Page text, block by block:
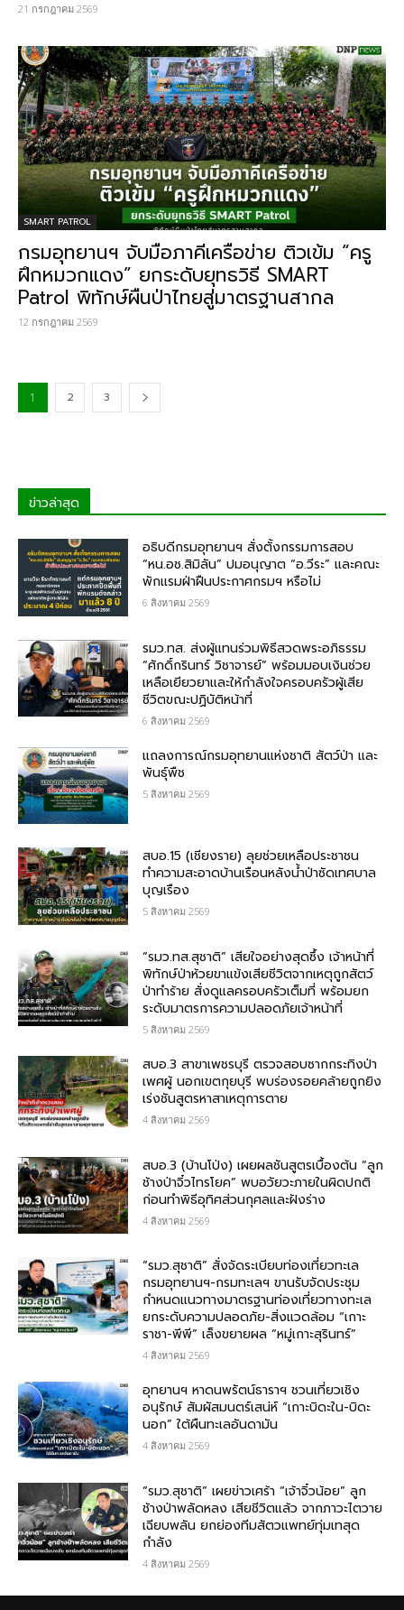
21 กรกฎาคม 2569
SMART PATROL
กรมอุทยานฯ จับมือภาคีเครือข่าย ติวเข้ม “ครู
ฝึกหมวกแดง” ยกระดับยุทธวิธี SMART
Patrol พิทักษ์ผืนป่าไทยสู่มาตรฐานสากล
12 กรกฎาคม 2569
1 2 3
ข่าวล่าสุด
อธิบดีกรมอุทยานฯ​ สั่งตั้งกรรมการสอบ
“หน.อช.สิมิลัน” ปมอนุญาต “อ.วีระ” และคณะ
พักแรมฝ่าฝืนประกาศกรมฯ หรือไม่
6 สิงหาคม 2569
รมว.ทส. ส่งผู้แทนร่วมพิธีสวดพระอภิธรรม
“ศักดิ์กรินทร์ วิชาจารย์” พร้อมมอบเงินช่วย
เหลือเยียวยาและให้กำลังใจครอบครัวผู้เสีย
ชีวิตขณะปฏิบัติหน้าที่
6 สิงหาคม 2569
แถลงการณ์กรมอุทยานแห่งชาติ สัตว์ป่า และ
พันธุ์พืช
5 สิงหาคม 2569
สบอ.15 (เชียงราย) ลุยช่วยเหลือประชาชน
ทำความสะอาดบ้านเรือนหลังน้ำป่าซัดเทศบาล
บุญเรือง
5 สิงหาคม 2569
“รมว.ทส.สุชาติ” เสียใจอย่างสุดซึ้ง เจ้าหน้าที่
พิทักษ์ป่าห้วยขาแข้งเสียชีวิตจากเหตุถูกสัตว์
ป่าทำร้าย สั่งดูแลครอบครัวเต็มที่ พร้อมยก
ระดับมาตรการความปลอดภัยเจ้าหน้าที่
5 สิงหาคม 2569
สบอ.3 สาขาเพชรบุรี ตรวจสอบซากกระทิงป่า
เพศผู้ นอกเขตกุยบุรี พบร่องรอยคล้ายถูกยิง
เร่งชันสูตรหาสาเหตุการตาย
4 สิงหาคม 2569
สบอ.3 (บ้านโป่ง) เผยผลชันสูตรเบื้องต้น “ลูก
ช้างป่าจิ๋วไทรโยค” พบอวัยวะภายในผิดปกติ
ก่อนทำพิธีอุทิศส่วนกุศลและฝังร่าง
4 สิงหาคม 2569
“รมว.สุชาติ” สั่งจัดระเบียบท่องเที่ยวทะเล
กรมอุทยานฯ-กรมทะเลฯ ขานรับจัดประชุม
กำหนดแนวทางมาตรฐานท่องเที่ยวทางทะเล
ยกระดับความปลอดภัย-สิ่งแวดล้อม “เกาะ
ราชา-พีพี” เล็งขยายผล “หมู่เกาะสุรินทร์”
4 สิงหาคม 2569
อุทยานฯ หาดนพรัตน์ธาราฯ ชวนเที่ยวเชิง
อนุรักษ์ สัมผัสมนตร์เสน่ห์ “เกาะบิดะใน-บิดะ
นอก” ใต้ผืนทะเลอันดามัน
4 สิงหาคม 2569
“รมว.สุชาติ” เผยข่าวเศร้า “เจ้าจิ๋วน้อย” ลูก
ช้างป่าพลัดหลง เสียชีวิตแล้ว จากภาวะไตวาย
เฉียบพลัน ยกย่องทีมสัตวแพทย์ทุ่มเทสุด
กำลัง
4 สิงหาคม 2569